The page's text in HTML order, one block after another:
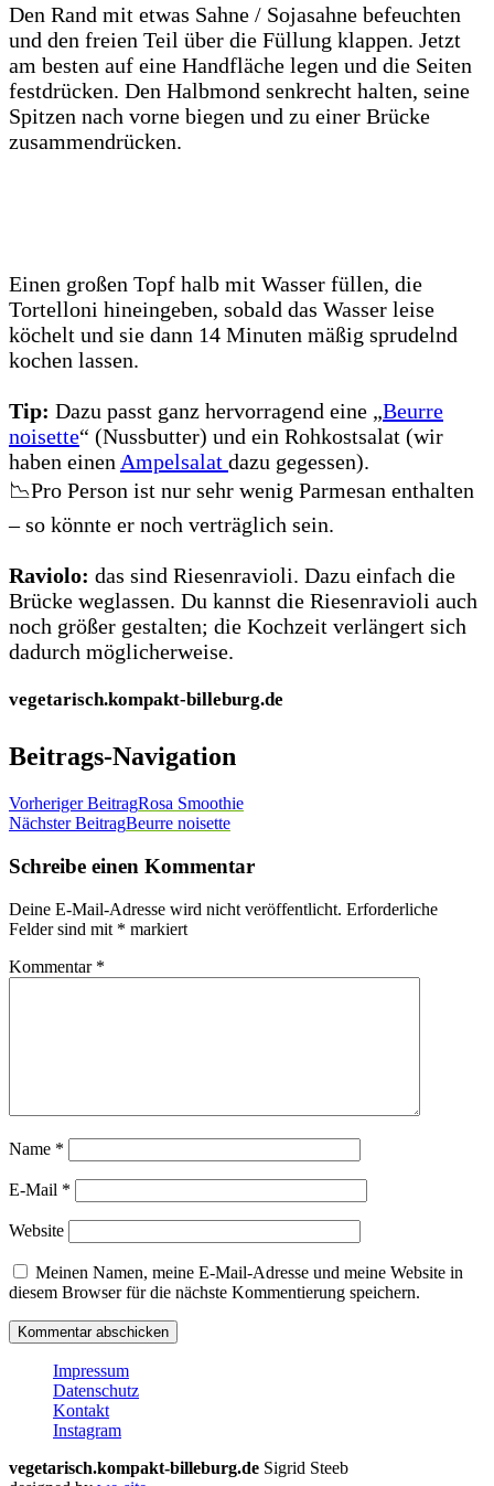
Den Rand mit etwas Sahne / Sojasahne befeuchten
und den freien Teil über die Füllung klappen. Jetzt
am besten auf eine Handfläche legen und die Seiten
festdrücken. Den Halbmond senkrecht halten, seine
Spitzen nach vorne biegen und zu einer Brücke
zusammendrücken.
Einen großen Topf halb mit Wasser füllen, die
Tortelloni hineingeben, sobald das Wasser leise
köchelt und sie dann 14 Minuten mäßig sprudelnd
kochen lassen.
Tip: Dazu passt ganz hervorragend eine „Beurre
noisette“ (Nussbutter) und ein Rohkostsalat (wir
haben einen Ampelsalat dazu gegessen).
📉Pro Person ist nur sehr wenig Parmesan enthalten
– so könnte er noch verträglich sein.
Raviolo: das sind Riesenravioli. Dazu einfach die
Brücke weglassen. Du kannst die Riesenravioli auch
noch größer gestalten; die Kochzeit verlängert sich
dadurch möglicherweise.
vegetarisch.kompakt-billeburg.de
Beitrags-Navigation
Vorheriger BeitragRosa Smoothie
Nächster BeitragBeurre noisette
Schreibe einen Kommentar
Deine E-Mail-Adresse wird nicht veröffentlicht. Erforderliche
Felder sind mit * markiert
Kommentar *
Name *
E-Mail *
Website
Meinen Namen, meine E-Mail-Adresse und meine Website in
diesem Browser für die nächste Kommentierung speichern.
Impressum
Datenschutz
Kontakt
Instagram
vegetarisch.kompakt-billeburg.de Sigrid Steeb